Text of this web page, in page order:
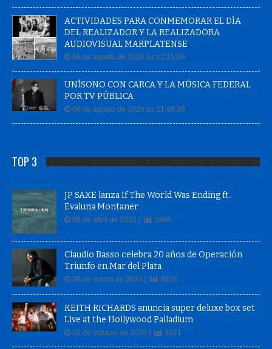
ACTIVIDADES PARA CONMEMORAR EL DÍA
DEL REALIZADOR Y LA REALIZADORA
AUDIOVISUAL MARPLATENSE
06 de agosto de 2026 às 22:15:06
UNÍSONO CON CARCA Y LA MÚSICA FEDERAL
POR TV PÚBLICA
06 de agosto de 2026 às 21:48:38
Evaluna Montaner
08 de abril de 2020 |
Claudio Basso celebra 20 años de Operación
Triunfo en Mar del Plata
26 de marzo de 2024 | 4626
KEITH RICHARDS anuncia super deluxe box set
Live at the Hollywood Palladium
02 de octubre de 2020 | 4321